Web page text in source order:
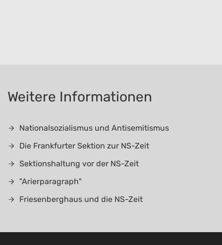
Weitere Informationen
Nationalsozialismus und Antisemitismus
Die Frankfurter Sektion zur NS-Zeit
Sektionshaltung vor der NS-Zeit
"Arierparagraph"
Friesenberghaus und die NS-Zeit